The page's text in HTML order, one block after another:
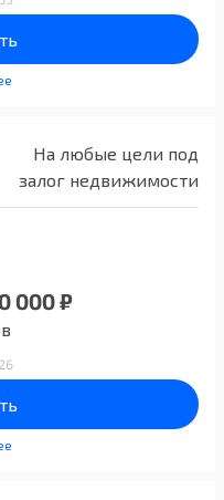
На любые цели под
залог недвижимости
000 ₽